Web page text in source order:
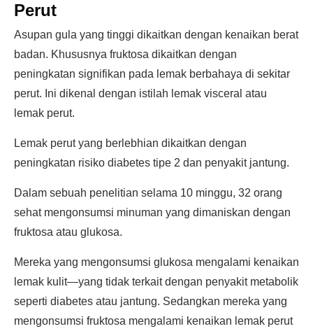
Perut
Asupan gula yang tinggi dikaitkan dengan kenaikan berat
badan. Khususnya fruktosa dikaitkan dengan
peningkatan signifikan pada lemak berbahaya di sekitar
perut. Ini dikenal dengan istilah lemak visceral atau
lemak perut.
Lemak perut yang berlebhian dikaitkan dengan
peningkatan risiko diabetes tipe 2 dan penyakit jantung.
Dalam sebuah penelitian selama 10 minggu, 32 orang
sehat mengonsumsi minuman yang dimaniskan dengan
fruktosa atau glukosa.
Mereka yang mengonsumsi glukosa mengalami kenaikan
lemak kulit—yang tidak terkait dengan penyakit metabolik
seperti diabetes atau jantung. Sedangkan mereka yang
mengonsumsi fruktosa mengalami kenaikan lemak perut